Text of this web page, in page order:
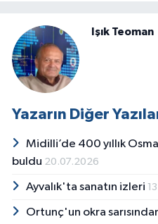
Işık Teoman
Yazarın Diğer
Midilli’de 400 yıllık
buldu 20.07.2026
Ayvalık'ta sanatın izleri
Ortunç'un okra sarısından